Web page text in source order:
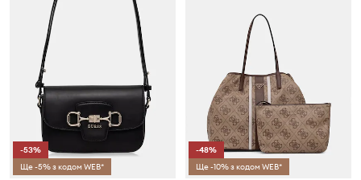
-53%
Ще -5% з кодом WEB*
-48%
Ще -10% з кодом WEB*